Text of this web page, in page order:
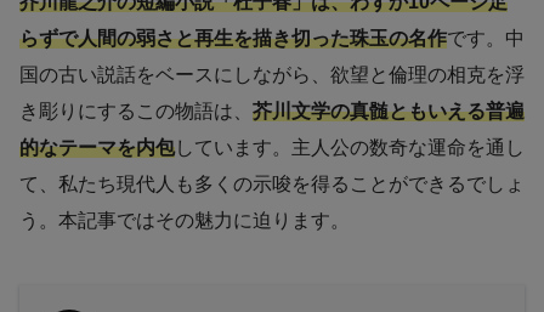
らずで人間の弱さと再生を描き切った珠玉の名作です。中
国の古い説話をベースにしながら、欲望と倫理の相克を浮
き彫りにするこの物語は、 芥川文学の真髄ともいえる普遍
的なテーマを内包しています。主人公の数奇な運命を通し
て、私たち現代人も多くの示唆を得ることができるでしょ
う。本記事ではその魅力に迫ります。